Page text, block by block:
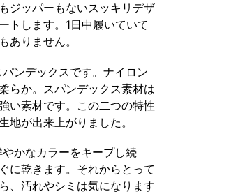
ジッパーもないスッキリデザ
トします。1日中履いていて
ありません。
ンデックスです。ナイロン
らか。スパンデックス素材は
い素材です。この二つの特性
地が出来上がりました。
かなカラーをキープし続
に乾きます。それからとって
、汚れやシミは気になります